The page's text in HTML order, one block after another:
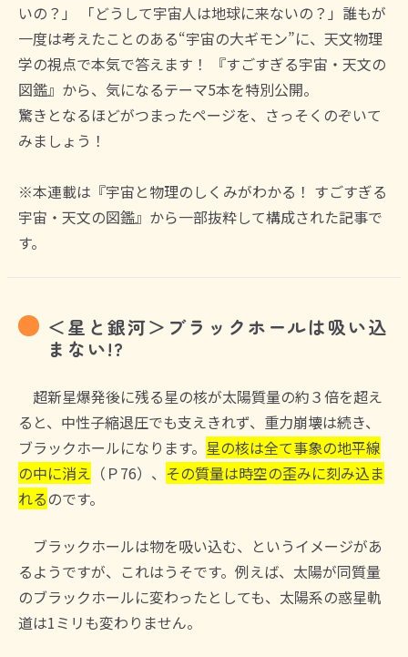
いの？」 「どうして宇宙人は地球に来ないの？」誰もが
一度は考えたことのある“宇宙の大ギモン”に、天文物理
学の視点で本気で答えます！ 『すごすぎる宇宙・天文の
図鑑』から、気になるテーマ5本を特別公開。
驚きとなるほどがつまったページを、さっそくのぞいて
みましょう！
※本連載は『宇宙と物理のしくみがわかる！ すごすぎる
宇宙・天文の図鑑』から一部抜粋して構成された記事で
す。
＜星と銀河＞ブラックホールは吸い込
まない!?
超新星爆発後に残る星の核が太陽質量の約３倍を超え
ると、中性子縮退圧でも支えきれず、重力崩壊は続き、
ブラックホールになります。 星の核は全て事象の地平線
の中に消え
（Ｐ76）、 その質量は時空の歪みに刻み込ま
れるのです。
ブラックホールは物を吸い込む、というイメージがあ
るようですが、これはうそです。例えば、太陽が同質量
のブラックホールに変わったとしても、太陽系の惑星軌
道は1ミリも変わりません。